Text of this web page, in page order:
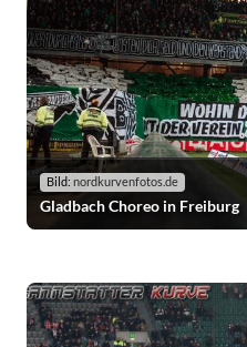
Bild: nordkurvenfotos.de
Gladbach Choreo in Freiburg